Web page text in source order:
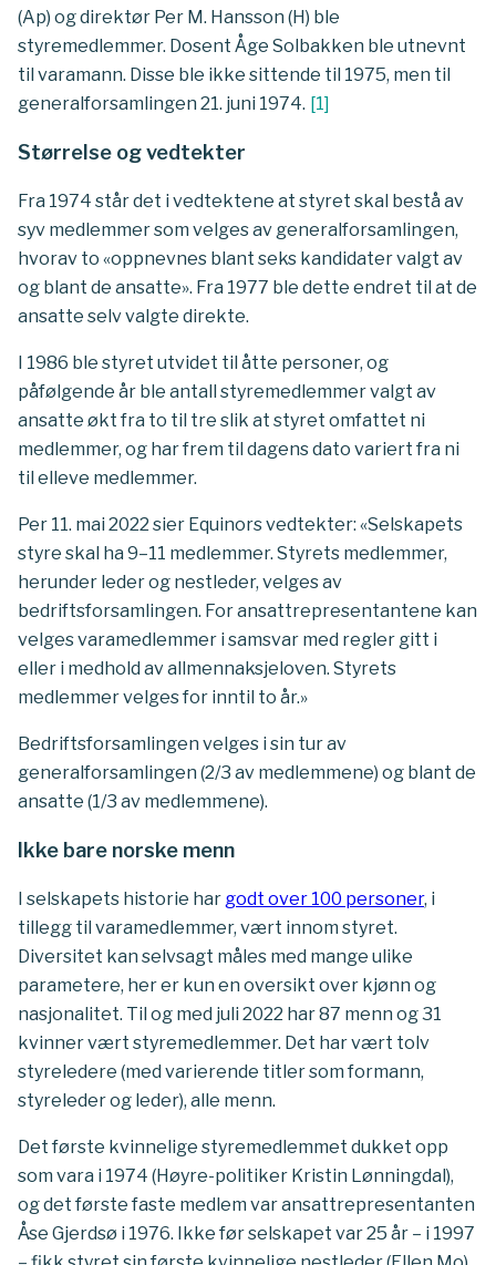
(Ap) og direktør Per M. Hansson (H) ble
styremedlemmer. Dosent Åge Solbakken ble utnevnt
til varamann. Disse ble ikke sittende til 1975, men til
generalforsamlingen 21. juni 1974. [1]
Størrelse og vedtekter
Fra 1974 står det i vedtektene at styret skal bestå av
syv medlemmer som velges av generalforsamlingen,
hvorav to «oppnevnes blant seks kandidater valgt av
og blant de ansatte». Fra 1977 ble dette endret til at de
ansatte selv valgte direkte.
I 1986 ble styret utvidet til åtte personer, og
påfølgende år ble antall styremedlemmer valgt av
ansatte økt fra to til tre slik at styret omfattet ni
medlemmer, og har frem til dagens dato variert fra ni
til elleve medlemmer.
Per 11. mai 2022 sier Equinors vedtekter: «Selskapets
styre skal ha 9–11 medlemmer. Styrets medlemmer,
herunder leder og nestleder, velges av
bedriftsforsamlingen. For ansattrepresentantene kan
velges varamedlemmer i samsvar med regler gitt i
eller i medhold av allmennaksjeloven. Styrets
medlemmer velges for inntil to år.»
Bedriftsforsamlingen velges i sin tur av
generalforsamlingen (2/3 av medlemmene) og blant de
ansatte (1/3 av medlemmene).
Ikke bare norske menn
I selskapets historie har godt over 100 personer, i
tillegg til varamedlemmer, vært innom styret.
Diversitet kan selvsagt måles med mange ulike
parametere, her er kun en oversikt over kjønn og
nasjonalitet. Til og med juli 2022 har 87 menn og 31
kvinner vært styremedlemmer. Det har vært tolv
styreledere (med varierende titler som formann,
styreleder og leder), alle menn.
Det første kvinnelige styremedlemmet dukket opp
som vara i 1974 (Høyre-politiker Kristin Lønningdal),
og det første faste medlem var ansattrepresentanten
Åse Gjerdsø i 1976. Ikke før selskapet var 25 år – i 1997